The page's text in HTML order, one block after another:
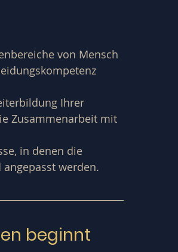
von Mensch
Ihrer
Zusammenarbeit mit
in denen die
werden.
beginnt